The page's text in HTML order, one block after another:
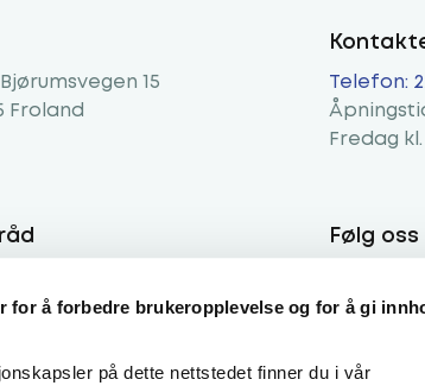
for å forbedre brukeropplevelse og for å gi
på dette nettstedet finner du i vår
15
Froland
Telefon:
Fredag kl.
svar
Følg oss